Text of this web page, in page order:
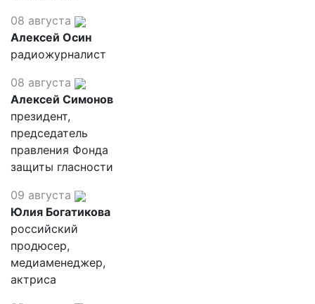
08 августа
Алексей Осин
радиожурналист
08 августа
Алексей Симонов
президент,
председатель
правления Фонда
защиты гласности
09 августа
Юлия Богатикова
российский
продюсер,
медиаменеджер,
актриса